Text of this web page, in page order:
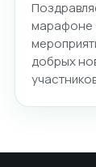
марафоне
добрых